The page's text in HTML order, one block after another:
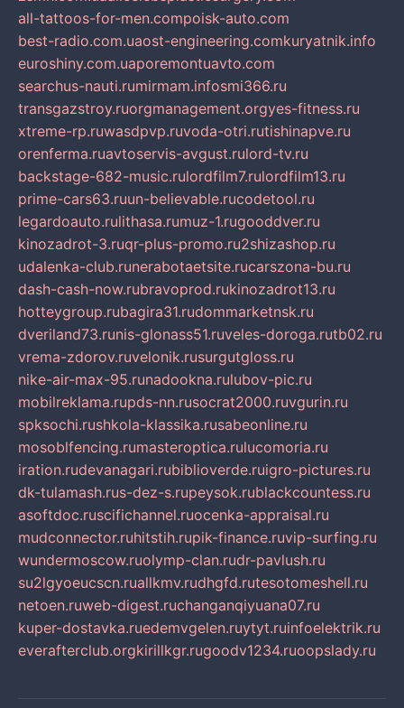
all-tattoos-for-men.compoisk-auto.com
best-radio.com.uaost-engineering.comkuryatnik.info
euroshiny.com.uaporemontuavto.com
searchus-nauti.rumirmam.infosmi366.ru
transgazstroy.ruorgmanagement.orgyes-fitness.ru
xtreme-rp.ruwasdpvp.ruvoda-otri.rutishinapve.ru
orenferma.ruavtoservis-avgust.rulord-tv.ru
backstage-682-music.rulordfilm7.rulordfilm13.ru
prime-cars63.ruun-believable.rucodetool.ru
legardoauto.rulithasa.rumuz-1.rugooddver.ru
kinozadrot-3.ruqr-plus-promo.ru2shizashop.ru
udalenka-club.runerabotaetsite.rucarszona-bu.ru
dash-cash-now.rubravoprod.rukinozadrot13.ru
hotteygroup.rubagira31.rudommarketnsk.ru
dveriland73.runis-glonass51.ruveles-doroga.rutb02.ru
vrema-zdorov.ruvelonik.rusurgutgloss.ru
nike-air-max-95.runadookna.rulubov-pic.ru
mobilreklama.rupds-nn.rusocrat2000.ruvgurin.ru
spksochi.rushkola-klassika.rusabeonline.ru
mosoblfencing.rumasteroptica.rulucomoria.ru
iration.rudevanagari.rubiblioverde.ruigro-pictures.ru
dk-tulamash.rus-dez-s.rupeysok.rublackcountess.ru
asoftdoc.ruscifichannel.ruocenka-appraisal.ru
mudconnector.ruhitstih.rupik-finance.ruvip-surfing.ru
wundermoscow.ruolymp-clan.rudr-pavlush.ru
su2lgyoeucscn.ruallkmv.rudhgfd.rutesotomeshell.ru
netoen.ruweb-digest.ruchanganqiyuana07.ru
kuper-dostavka.ruedemvgelen.ruytyt.ruinfoelektrik.ru
everafterclub.orgkirillkgr.rugoodv1234.ruoopslady.ru